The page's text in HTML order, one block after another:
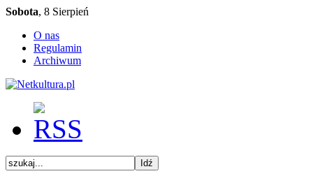
Sobota, 8 Sierpień
O nas
Regulamin
Archiwum